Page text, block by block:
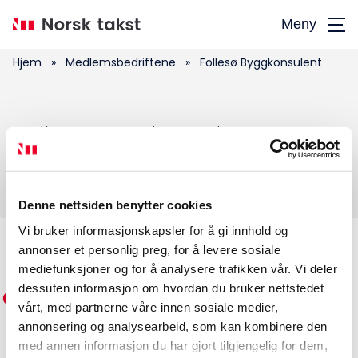
Denne nettsiden benytter cookies
Vi bruker informasjonskapsler for å gi innhold og
annonser et personlig preg, for å levere sosiale
mediefunksjoner og for å analysere trafikken vår. Vi deler
dessuten informasjon om hvordan du bruker nettstedet
vårt, med partnerne våre innen sosiale medier,
annonsering og analysearbeid, som kan kombinere den
med annen informasjon du har gjort tilgjengelig for dem,
hovedinnhold
Meny
etter:
Medlemskap
Kurs og konferanser
Kompetanse
Hjem » Medlemsbedriftene » Follesø Byggkonsulent
Follesø Byggkonsulent